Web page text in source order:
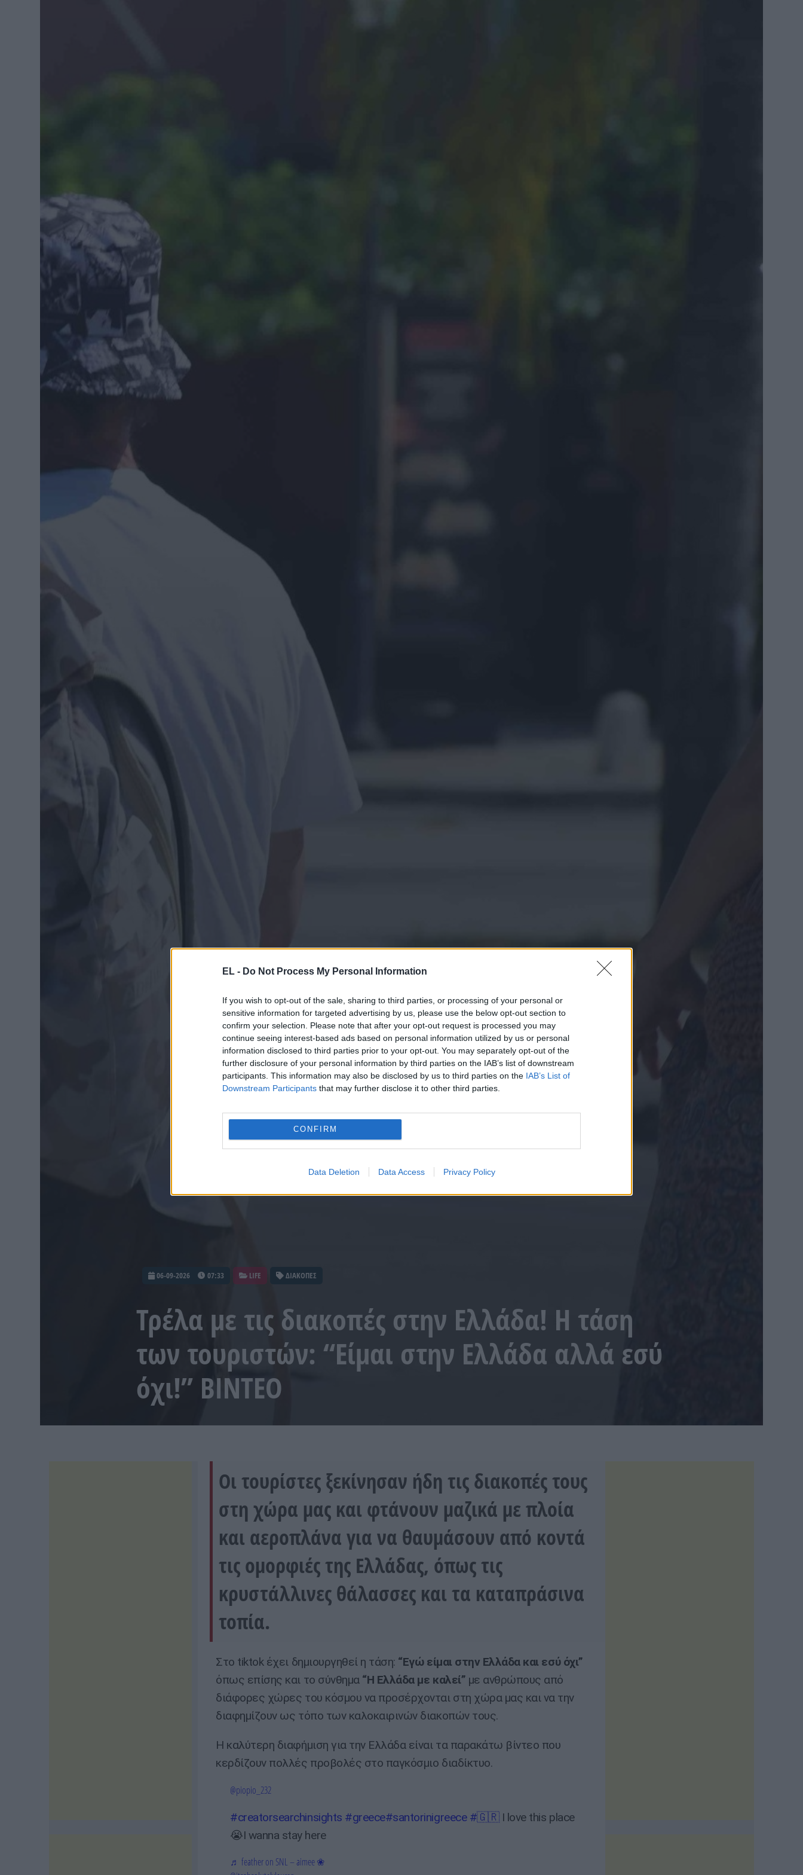
EL - Do Not Process My Personal Information
If you wish to opt-out of the sale, sharing to third parties, or processing of your personal or
sensitive information for targeted advertising by us, please use the below opt-out section to
confirm your selection. Please note that after your opt-out request is processed you may
continue seeing interest-based ads based on personal information utilized by us or personal
information disclosed to third parties prior to your opt-out. You may separately opt-out of the
further disclosure of your personal information by third parties on the IAB’s list of downstream
participants. This information may also be disclosed by us to third parties on the IAB’s List of
Downstream Participants that may further disclose it to other third parties.
CONFIRM
Data Deletion Data Access Privacy Policy
06-09-2026 07:33 LIFE ΔΙΑΚΟΠΕΣ
Τρέλα με τις διακοπές στην Ελλάδα! Η τάση
των τουριστών: “Είμαι στην Ελλάδα αλλά εσύ
όχι!” ΒΙΝΤΕΟ
Οι τουρίστες ξεκίνησαν ήδη τις διακοπές τους
στη χώρα μας και φτάνουν μαζικά με πλοία
και αεροπλάνα για να θαυμάσουν από κοντά
τις ομορφιές της Ελλάδας, όπως τις
κρυστάλλινες θάλασσες και τα καταπράσινα
τοπία.
Στο tiktok έχει δημιουργηθεί η τάση: “Εγώ είμαι στην Ελλάδα και εσύ όχι”
όπως επίσης και το σύνθημα “Η Ελλάδα με καλεί” με ανθρώπους από
διάφορες χώρες του κόσμου να προσέρχονται στη χώρα μας και να την
διαφημίζουν ως τόπο των καλοκαιρινών διακοπών τους.
Η καλύτερη διαφήμιση για την Ελλάδα είναι τα παρακάτω βίντεο που
κερδίζουν πολλές προβολές στο παγκόσμιο διαδίκτυο.
@piopio_232
#creatorsearchinsights #greece#santorinigreece #🇬🇷I love this place
😭I wanna stay here
♬ feather on SNL – aimee ❀